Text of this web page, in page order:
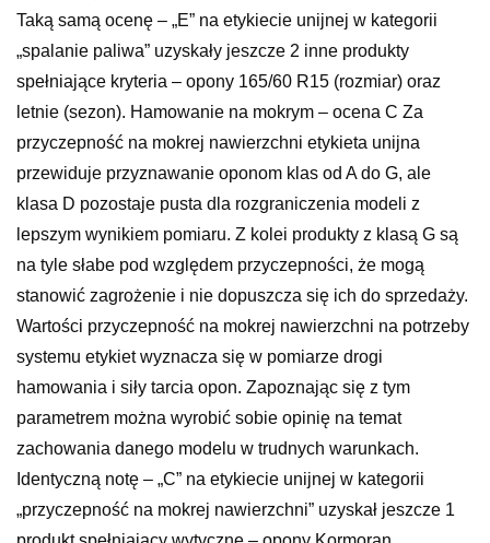
Taką samą ocenę – „E” na etykiecie unijnej w kategorii
„spalanie paliwa” uzyskały jeszcze 2 inne produkty
spełniające kryteria – opony 165/60 R15 (rozmiar) oraz
letnie (sezon). Hamowanie na mokrym – ocena C Za
przyczepność na mokrej nawierzchni etykieta unijna
przewiduje przyznawanie oponom klas od A do G, ale
klasa D pozostaje pusta dla rozgraniczenia modeli z
lepszym wynikiem pomiaru. Z kolei produkty z klasą G są
na tyle słabe pod względem przyczepności, że mogą
stanowić zagrożenie i nie dopuszcza się ich do sprzedaży.
Wartości przyczepność na mokrej nawierzchni na potrzeby
systemu etykiet wyznacza się w pomiarze drogi
hamowania i siły tarcia opon. Zapoznając się z tym
parametrem można wyrobić sobie opinię na temat
zachowania danego modelu w trudnych warunkach.
Identyczną notę – „C” na etykiecie unijnej w kategorii
„przyczepność na mokrej nawierzchni” uzyskał jeszcze 1